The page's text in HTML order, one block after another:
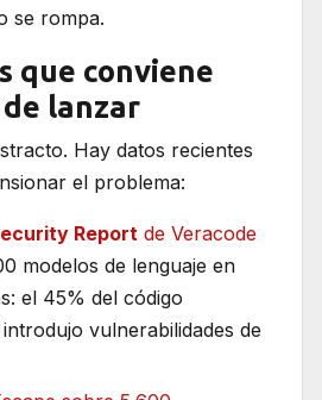
se rompa.
que conviene
lanzar
Hay datos recientes
el problema:
Report de Veracode
modelos de lenguaje en
el 45% del código
vulnerabilidades de